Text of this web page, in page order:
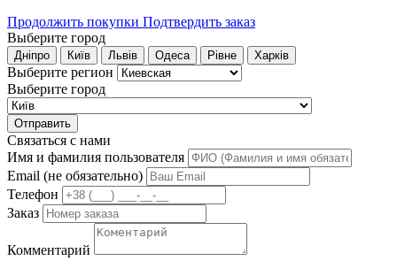
Продолжить покупки Подтвердить заказ
Выберите город
Дніпро Київ Львів Одеса Рівне Харків
Выберите регион
Выберите город
Отправить
Связаться с нами
Имя и фамилия пользователя
Email (не обязательно)
Телефон
Заказ
Комментарий